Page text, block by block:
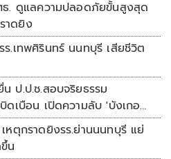
. ดูแลความปลอดภัยขั้นสูงสุด
าดยิง
.เทพศิรินทร์ นนทบุรี เสียชีวิต
ดเบือน เปิดความลับ 'บังเกอร์
เหตุกราดยิงรร.ย่านนนทบุรี แย่
น